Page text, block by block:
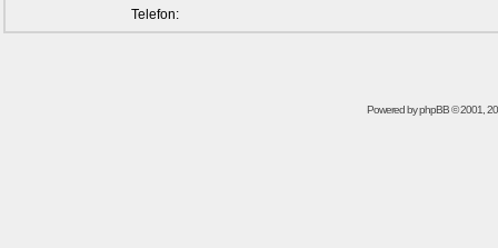
Telefon:
Powered byphpBB© 2001,